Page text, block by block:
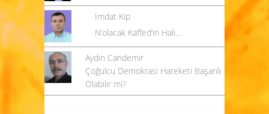
İmdat Kip
N’olacak Kaffed’in Hali…
Aydın Candemir
Çoğulcu Demokrasi Hareketi Başarılı
Olabilir mi?